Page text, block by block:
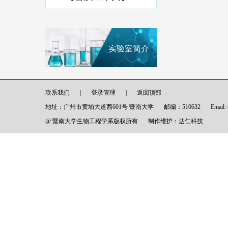
实验室简介
联系我们 登录管理
返回顶部
地址：广州市黄埔大道西601号 暨南大学
邮编：510632
Email:
@ 暨南大学生物工程学系版权所有
制作维护： 达仁科技